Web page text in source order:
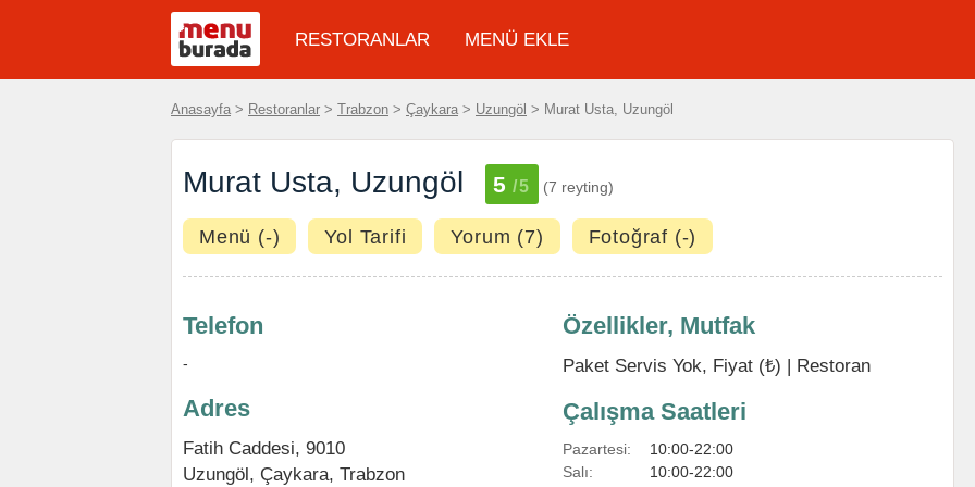
RESTORANLAR MENÜ EKLE
Anasayfa > Restoranlar > Trabzon > Çaykara > Uzungöl > Murat Usta, Uzungöl
Murat Usta, Uzungöl 5 /5 (7 reyting)
Menü (-) Yol Tarifi Yorum (7) Fotoğraf (-)
Telefon
-
Adres
Fatih Caddesi, 9010
Uzungöl, Çaykara, Trabzon
Özellikler, Mutfak
Paket Servis Yok, Fiyat (₺) | Restoran
Çalışma Saatleri
Pazartesi:
10:00-22:00
Salı:
10:00-22:00